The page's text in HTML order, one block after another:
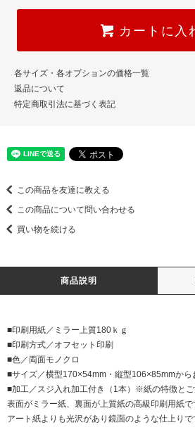
カートに入
各サイズ・各オプションの価格一覧
返品について
特定商取引法に基づく表記
この商品を友達に教える
この商品について問い合わせる
買い物を続ける
商品説明
■印刷用紙／ミラー上質180ｋｇ
■印刷方式／オフセット印刷
■色／両面モノクロ
■サイズ／横型170×54mm・縦型106×85mmから
■加工／スジ入れ加工付き（1本）※紙の特徴と
表面がミラー紙、裏面が上質紙の高級印刷用紙で
アート紙よりも光沢があり鏡面のような仕上りで